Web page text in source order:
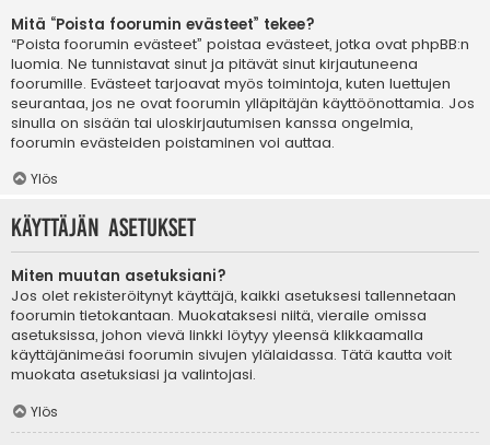
Mitä “Poista foorumin evästeet” tekee?
“Poista foorumin evästeet” poistaa evästeet, jotka ovat phpBB:n
luomia. Ne tunnistavat sinut ja pitävät sinut kirjautuneena
foorumille. Evästeet tarjoavat myös toimintoja, kuten luettujen
seurantaa, jos ne ovat foorumin ylläpitäjän käyttöönottamia. Jos
sinulla on sisään tai uloskirjautumisen kanssa ongelmia,
foorumin evästeiden poistaminen voi auttaa.
Ylös
Käyttäjän asetukset
Miten muutan asetuksiani?
Jos olet rekisteröitynyt käyttäjä, kaikki asetuksesi tallennetaan
foorumin tietokantaan. Muokataksesi niitä, vieraile omissa
asetuksissa, johon vievä linkki löytyy yleensä klikkaamalla
käyttäjänimeäsi foorumin sivujen ylälaidassa. Tätä kautta voit
muokata asetuksiasi ja valintojasi.
Ylös